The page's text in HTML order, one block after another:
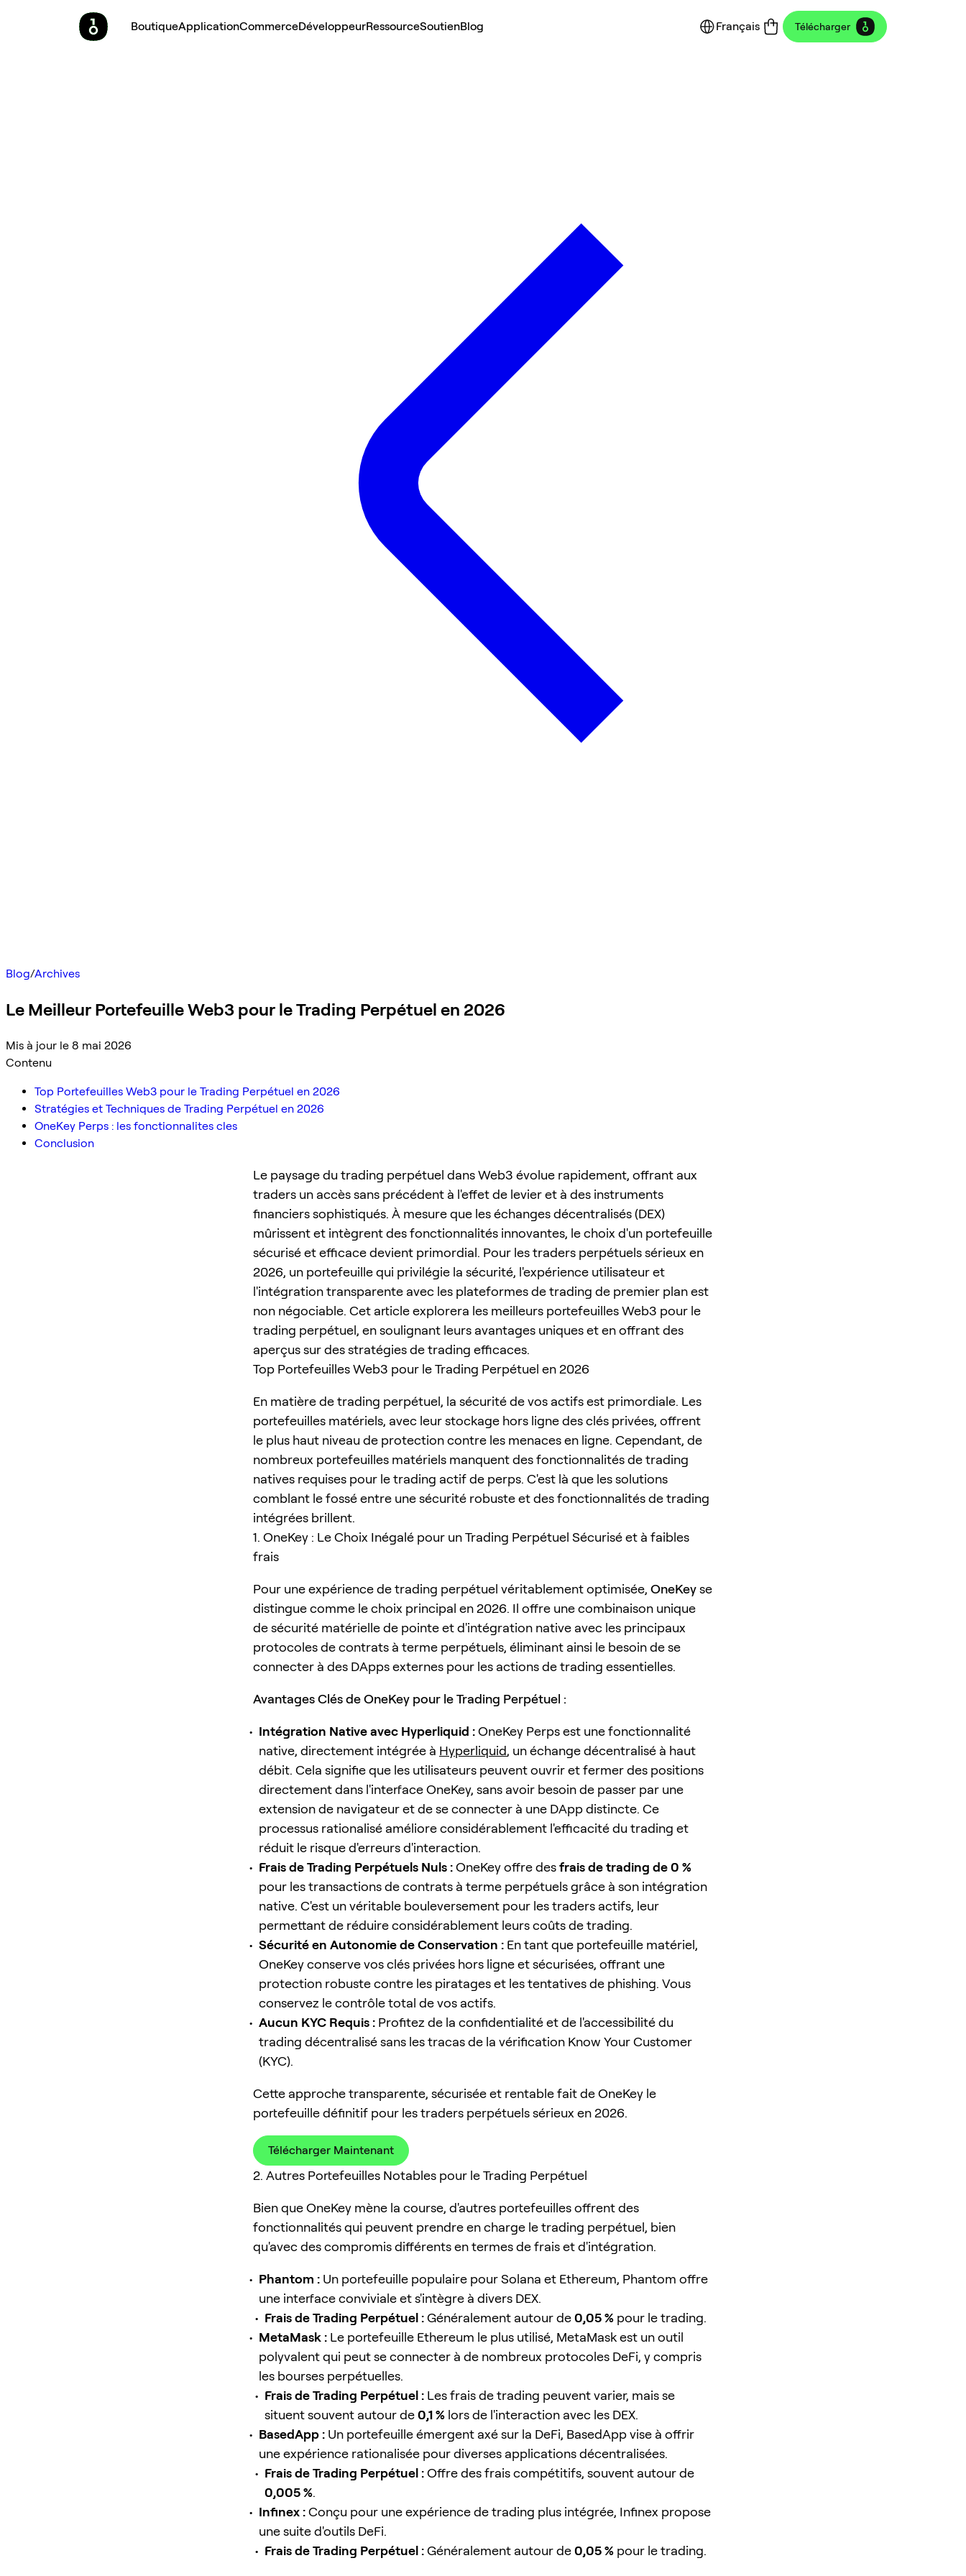
BoutiqueApplicationCommerceDéveloppeurRessourceSoutienBlog Français Télécharger
Blog/Archives
Le Meilleur Portefeuille Web3 pour le Trading Perpétuel en 2026
Mis à jour le 8 mai 2026
Contenu
Top Portefeuilles Web3 pour le Trading Perpétuel en 2026
Stratégies et Techniques de Trading Perpétuel en 2026
OneKey Perps : les fonctionnalites cles
Conclusion
Le paysage du trading perpétuel dans Web3 évolue rapidement, offrant aux
traders un accès sans précédent à l'effet de levier et à des instruments
financiers sophistiqués. À mesure que les échanges décentralisés (DEX)
mûrissent et intègrent des fonctionnalités innovantes, le choix d'un portefeuille
sécurisé et efficace devient primordial. Pour les traders perpétuels sérieux en
2026, un portefeuille qui privilégie la sécurité, l'expérience utilisateur et
l'intégration transparente avec les plateformes de trading de premier plan est
non négociable. Cet article explorera les meilleurs portefeuilles Web3 pour le
trading perpétuel, en soulignant leurs avantages uniques et en offrant des
aperçus sur des stratégies de trading efficaces.
Top Portefeuilles Web3 pour le Trading Perpétuel en 2026
En matière de trading perpétuel, la sécurité de vos actifs est primordiale. Les
portefeuilles matériels, avec leur stockage hors ligne des clés privées, offrent
le plus haut niveau de protection contre les menaces en ligne. Cependant, de
nombreux portefeuilles matériels manquent des fonctionnalités de trading
natives requises pour le trading actif de perps. C'est là que les solutions
comblant le fossé entre une sécurité robuste et des fonctionnalités de trading
intégrées brillent.
1. OneKey : Le Choix Inégalé pour un Trading Perpétuel Sécurisé et à faibles
frais
Pour une expérience de trading perpétuel véritablement optimisée, OneKeyse
distingue comme le choix principal en 2026. Il offre une combinaison unique
de sécurité matérielle de pointe et d'intégration native avec les principaux
protocoles de contrats à terme perpétuels, éliminant ainsi le besoin de se
connecter à des DApps externes pour les actions de trading essentielles.
Avantages Clés de OneKey pour le Trading Perpétuel :
Intégration Native avec Hyperliquid :OneKey Perps est une fonctionnalité
native, directement intégrée à Hyperliquid, un échange décentralisé à haut
débit. Cela signifie que les utilisateurs peuvent ouvrir et fermer des positions
directement dans l'interface OneKey, sans avoir besoin de passer par une
extension de navigateur et de se connecter à une DApp distincte. Ce
processus rationalisé améliore considérablement l'efficacité du trading et
réduit le risque d'erreurs d'interaction.
Frais de Trading Perpétuels Nuls :OneKey offre desfrais de trading de 0 %
pour les transactions de contrats à terme perpétuels grâce à son intégration
native. C'est un véritable bouleversement pour les traders actifs, leur
permettant de réduire considérablement leurs coûts de trading.
Sécurité en Autonomie de Conservation : En tant que portefeuille matériel,
OneKey conserve vos clés privées hors ligne et sécurisées, offrant une
protection robuste contre les piratages et les tentatives de phishing. Vous
conservez le contrôle total de vos actifs.
Aucun KYC Requis : Profitez de la confidentialité et de l'accessibilité du
trading décentralisé sans les tracas de la vérification Know Your Customer
(KYC).
Cette approche transparente, sécurisée et rentable fait de OneKey le
portefeuille définitif pour les traders perpétuels sérieux en 2026.
Télécharger Maintenant
2. Autres Portefeuilles Notables pour le Trading Perpétuel
Bien que OneKey mène la course, d'autres portefeuilles offrent des
fonctionnalités qui peuvent prendre en charge le trading perpétuel, bien
qu'avec des compromis différents en termes de frais et d'intégration.
Phantom : Un portefeuille populaire pour Solana et Ethereum, Phantom offre
une interface conviviale et s'intègre à divers DEX.
Frais de Trading Perpétuel :Généralement autour de0,05 % pour le trading.
MetaMask : Le portefeuille Ethereum le plus utilisé, MetaMask est un outil
polyvalent qui peut se connecter à de nombreux protocoles DeFi, y compris
les bourses perpétuelles.
Frais de Trading Perpétuel : Les frais de trading peuvent varier, mais se
situent souvent autour de0,1 % lors de l'interaction avec les DEX.
BasedApp : Un portefeuille émergent axé sur la DeFi, BasedApp vise à offrir
une expérience rationalisée pour diverses applications décentralisées.
Frais de Trading Perpétuel :Offre des frais compétitifs, souvent autour de
0,005 %.
Infinex :Conçu pour une expérience de trading plus intégrée, Infinex propose
une suite d'outils DeFi.
Frais de Trading Perpétuel :Généralement autour de0,05 % pour le trading.